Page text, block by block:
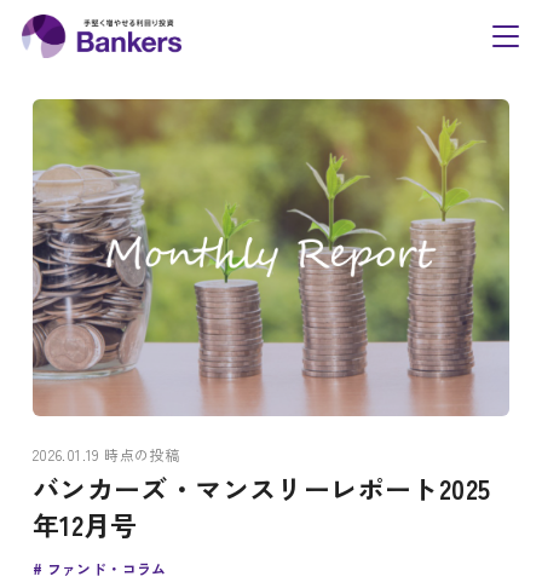
Bankers(バンカーズ) |
2026.01.19 時点の投稿
バンカーズ・マンスリーレポート2025
年12月号
ファンド・コラム